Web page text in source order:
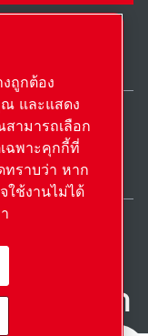
ลิขสิทธิ์
กรรม นํา
ถูกต้อง
และแสดง
ามารถเลือก
ฉพาะคุกกี้ที่
ทราบว่า หาก
ใช้งานไม่ได้